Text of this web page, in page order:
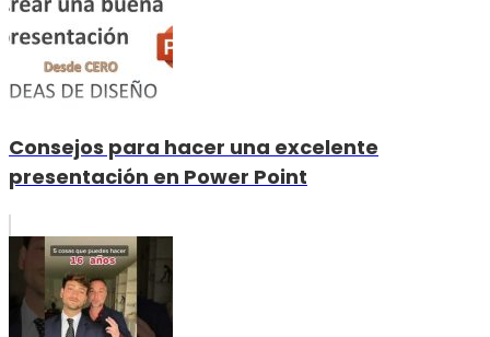
Consejos para hacer una excelente
presentación en Power Point